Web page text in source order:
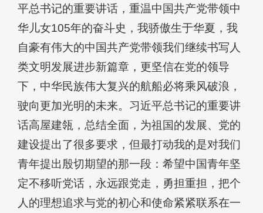
平总书记的重要讲话，重温中国共产党带领中
华儿女105年的奋斗史，我骄傲生于华夏，我
自豪有伟大的中国共产党带领我们继续书写人
类文明发展进步新篇章，更坚信在党的领导
下，中华民族伟大复兴的航船必将乘风破浪，
驶向更加光明的未来。习近平总书记的重要讲
话高屋建瓴，总结全面，为祖国的发展、党的
建设提出了很多要求，但最打动我的是对我们
青年提出殷切期望的那一段：希望中国青年坚
定不移听党话，永远跟党走，勇担重担，把个
人的理想追求与党的初心和使命紧紧联系在一